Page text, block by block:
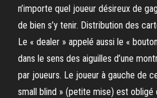
n’importe quel joueur désireux de
de bien s’y tenir. Distribution des
Le « dealer » appelé aussi le «
dans le sens des aiguilles d’une
par joueurs. Le joueur à gauche de
small blind » (petite mise) est